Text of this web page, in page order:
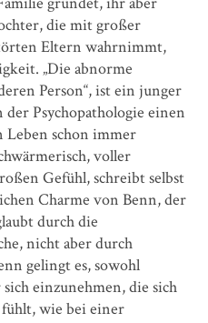
die mit großer
Eltern wahrnimmt,
„Die abnorme
Person“, ist ein junger
Psychopathologie einen
Leben schon immer
voller
Gefühl, schreibt selbst
Charme von Benn, der
durch die
nicht aber durch
gelingt es, sowohl
einzunehmen, die sich
fühlt, wie bei einer